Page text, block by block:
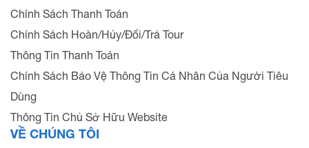
Chính Sách Thanh Toán
Chính Sách Hoàn/Hủy/Đổi/Trả Tour
Thông Tin Thanh Toán
Chính Sách Bảo Vệ Thông Tin Cá Nhân Của Người Tiêu
Dùng
Thông Tin Chủ Sở Hữu Website
VỀ CHÚNG TÔI